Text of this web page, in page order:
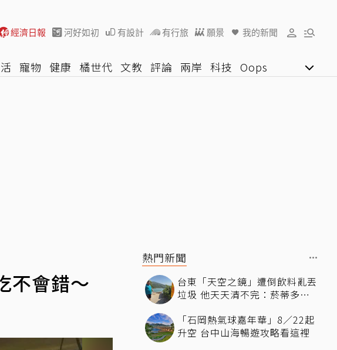
經濟日報 河好如初 有設計 有行旅 願景 我的新聞
寵物 健康 橘世代 文教 評論 兩岸 科技 Oops
不會錯～
熱門新聞
台東「天空之鏡」遭倒飲料亂丟
垃圾 他天天清不完：菸蒂多到
「石岡熱氣球嘉年華」8／22起
升空 台中山海暢遊攻略看這裡